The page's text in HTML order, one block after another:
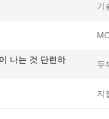
기
나는 것 단련하
두
지